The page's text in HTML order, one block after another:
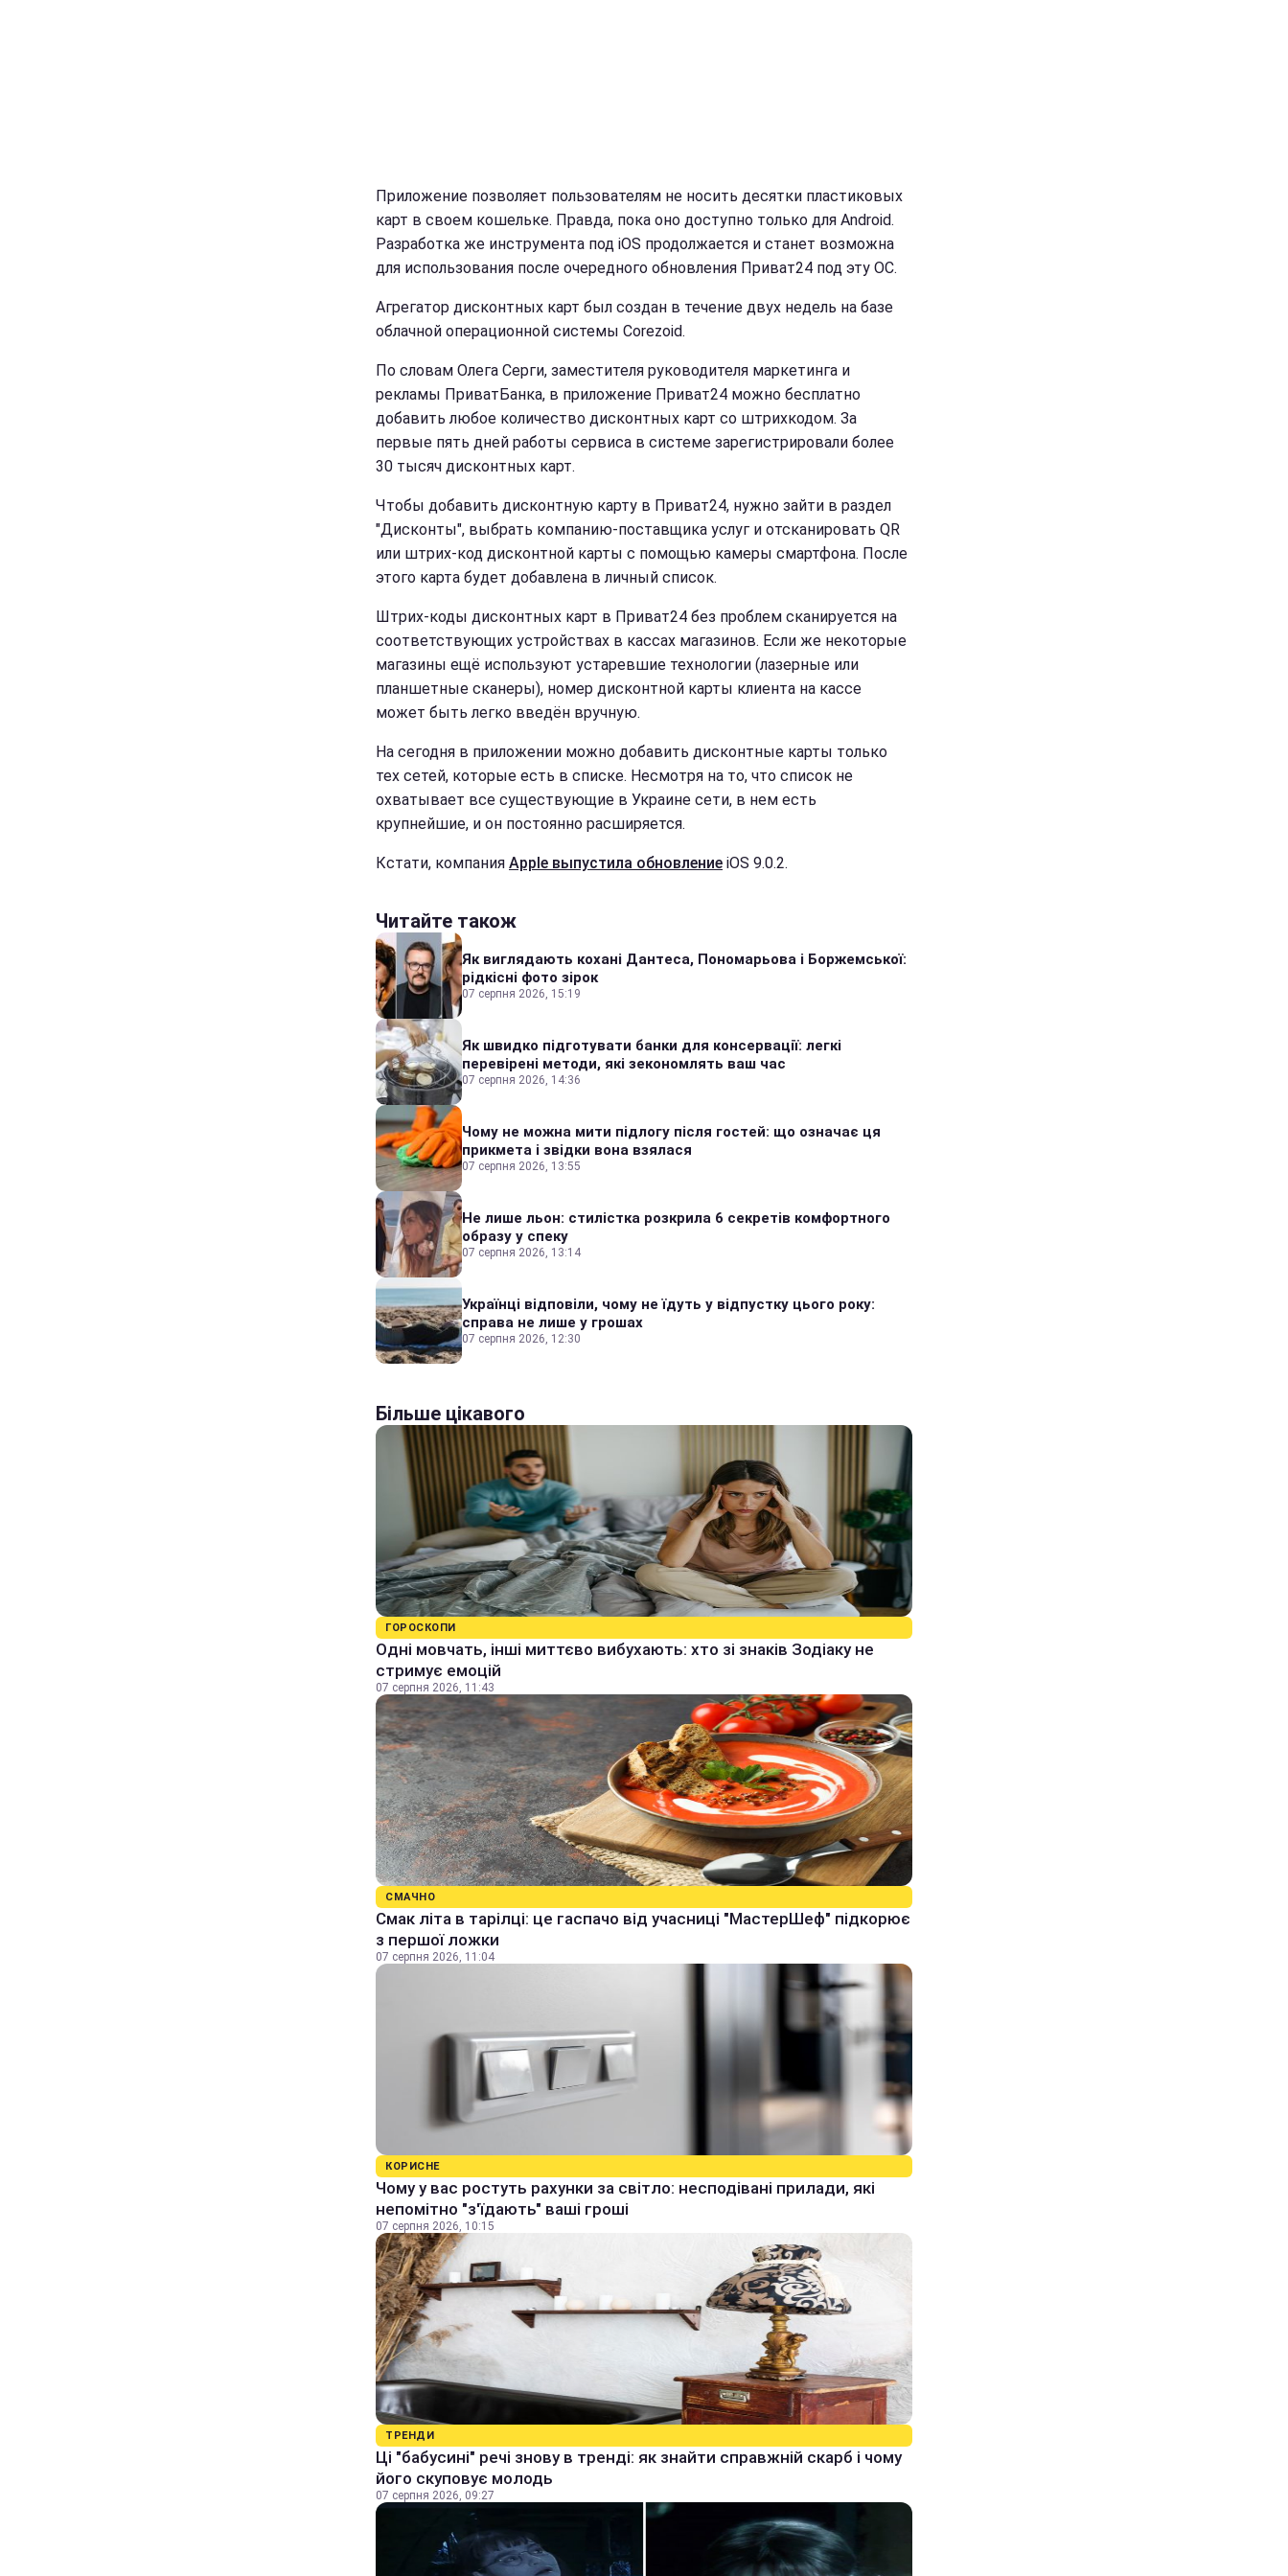
Приложение позволяет пользователям не носить десятки пластиковых
карт в своем кошельке. Правда, пока оно доступно только для Android.
Разработка же инструмента под iOS продолжается и станет возможна
для использования после очередного обновления Приват24 под эту ОС.
Агрегатор дисконтных карт был создан в течение двух недель на базе
облачной операционной системы Corezoid.
По словам Олега Серги, заместителя руководителя маркетинга и
рекламы ПриватБанка, в приложение Приват24 можно бесплатно
добавить любое количество дисконтных карт со штрихкодом. За
первые пять дней работы сервиса в системе зарегистрировали более
30 тысяч дисконтных карт.
Чтобы добавить дисконтную карту в Приват24, нужно зайти в раздел
"Дисконты", выбрать компанию-поставщика услуг и отсканировать QR
или штрих-код дисконтной карты с помощью камеры смартфона. После
этого карта будет добавлена в личный список.
Штрих-коды дисконтных карт в Приват24 без проблем сканируется на
соответствующих устройствах в кассах магазинов. Если же некоторые
магазины eщё используют устаревшие технологии (лазерные или
планшетныe сканеры), номер дисконтной карты клиента на кассе
может быть легко введён вручную.
На сегодня в приложении можно добавить дисконтные карты только
тех сетей, которые есть в списке. Несмотря на то, что список не
охватывает все существующие в Украине сети, в нем есть
крупнейшие, и он постоянно расширяется.
Кстати, компания Apple выпустила обновление iOS 9.0.2.
Читайте також
Як виглядають кохані Дантеса, Пономарьова і Боржемської:
рідкісні фото зірок
07 серпня 2026, 15:19
Як швидко підготувати банки для консервації: легкі
перевірені методи, які зекономлять ваш час
07 серпня 2026, 14:36
Чому не можна мити підлогу після гостей: що означає ця
прикмета і звідки вона взялася
07 серпня 2026, 13:55
Не лише льон: стилістка розкрила 6 секретів комфортного
образу у спеку
07 серпня 2026, 13:14
Українці відповіли, чому не їдуть у відпустку цього року:
справа не лише у грошах
07 серпня 2026, 12:30
Більше цікавого
ГОРОСКОПИ
Одні мовчать, інші миттєво вибухають: хто зі знаків Зодіаку не
стримує емоцій
07 серпня 2026, 11:43
СМАЧНО
Смак літа в тарілці: це гаспачо від учасниці "МастерШеф" підкорює
з першої ложки
07 серпня 2026, 11:04
КОРИСНЕ
Чому у вас ростуть рахунки за світло: несподівані прилади, які
непомітно "з'їдають" ваші гроші
07 серпня 2026, 10:15
ТРЕНДИ
Ці "бабусині" речі знову в тренді: як знайти справжній скарб і чому
його скуповує молодь
07 серпня 2026, 09:27